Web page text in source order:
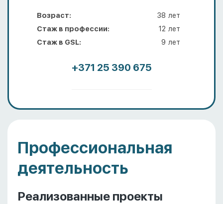
Профессиональная
деятельность
Реализованные проекты
Возраст: 38 лет
Стаж в профессии:
12 лет
Стаж в GSL:
9 лет
+371 25 390 675